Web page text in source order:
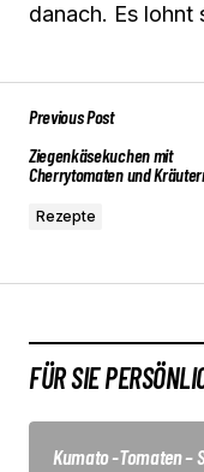
danach. Es lohnt
Previous Post
Ziegenkäsekuchen mit
Cherrytomaten und
Rezepte
FÜR SIE
Kumato -Tomaten –